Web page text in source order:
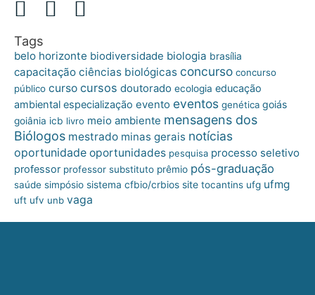
Tags
belo horizonte biodiversidade biologia brasília
capacitação ciências biológicas concurso concurso
público curso cursos doutorado ecologia educação
ambiental especialização evento eventos genética goiás
goiânia icb livro meio ambiente mensagens dos
Biólogos mestrado minas gerais notícias
oportunidade oportunidades pesquisa processo seletivo
professor professor substituto prêmio pós-graduação
saúde simpósio sistema cfbio/crbios site tocantins ufg ufmg
uft ufv unb vaga